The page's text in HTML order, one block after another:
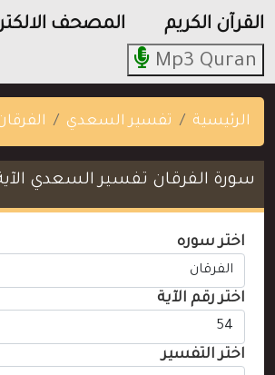
القرآن الكريم المصحف
Mp3 Quran
الرئيسية تفسير السعدي
سورة الفرقان تفسير السعدي الآية
اختر سوره
اختر رقم الآية
اختر التفسير